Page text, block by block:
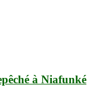
à Niafunké